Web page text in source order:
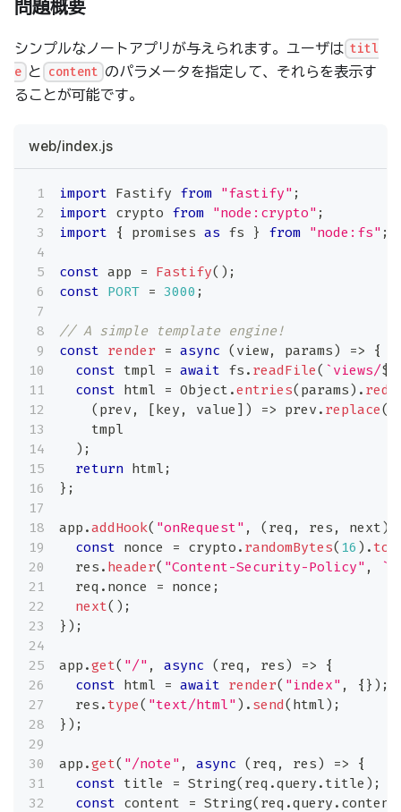
問題概要
シンプルなノートアプリが与えられます。ユーザは titl
e と content のパラメータを指定して、それらを表示す
ることが可能です。
web/index.js
import Fastify from "fastify" ;
import
crypto from "node:crypto" ;
import
{ promises as fs } from "node:fs" ;
const app = Fastify( ) ;
const
PORT = 3000 ;
// A simple template engine!
const
render = async ( view, params) =>
{
const tmpl = await fs . readFile( ` views/${
const html = Object .entries( params) .
( prev , [key , value ] ) => prev . replace(
    tmpl
) ;
return html ;
} ;
app .addHook( "onRequest" , ( req , res , next)
const nonce = crypto . randomBytes( 16 ) .
  res
. header( "Content-Security-Policy" , `
  req
. nonce = nonce ;
next( ) ;
} ) ;
app .get( "/" , async ( req , res) =>
{
const html = await render( "index" , { } ) ;
  res
. type( "text/html" ) . send( html) ;
} ) ;
app .get( "/note" , async ( req , res) =>
{
const title = String( req .query . title ) ;
const content = String( req .query . content